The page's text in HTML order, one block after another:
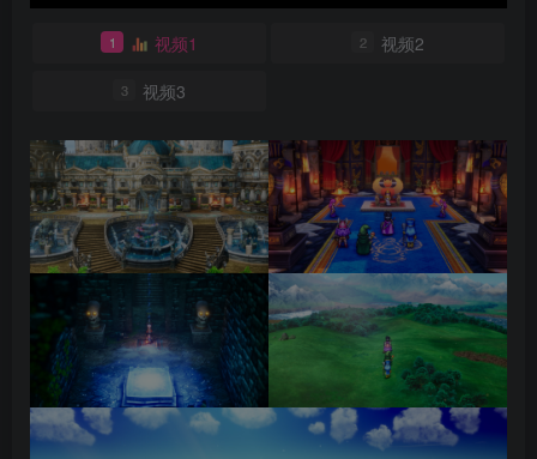
1 视频1 2 视频2
3 视频3